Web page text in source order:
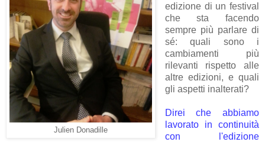
Julien Donadille
edizione di un festival
che sta facendo
sempre più parlare di
sé: quali sono i
cambiamenti più
rilevanti rispetto alle
altre edizioni, e quali
gli aspetti inalterati?
Direi che abbiamo
lavorato in continuità
con l'edizione